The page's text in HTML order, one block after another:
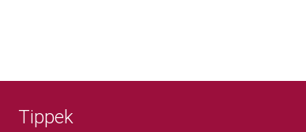
Tippek